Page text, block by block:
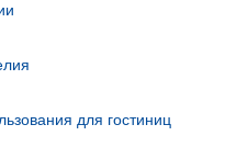
для гостиниц